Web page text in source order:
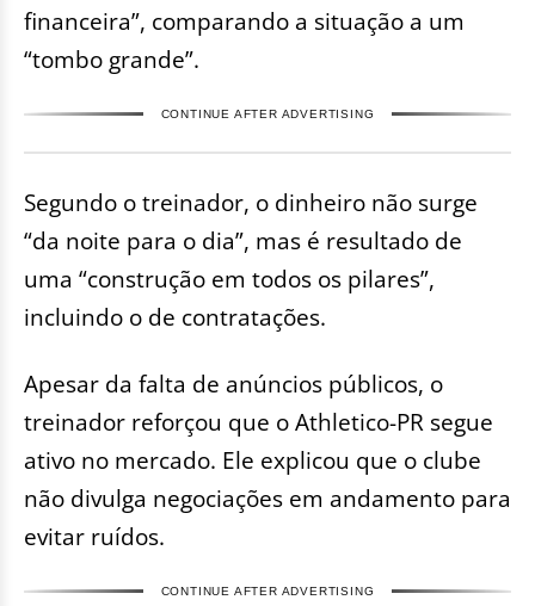
financeira”, comparando a situação a um
“tombo grande”.
CONTINUE AFTER ADVERTISING
Segundo o treinador, o dinheiro não surge
“da noite para o dia”, mas é resultado de
uma “construção em todos os pilares”,
incluindo o de contratações.
Apesar da falta de anúncios públicos, o
treinador reforçou que o Athletico-PR segue
ativo no mercado. Ele explicou que o clube
não divulga negociações em andamento para
evitar ruídos.
CONTINUE AFTER ADVERTISING